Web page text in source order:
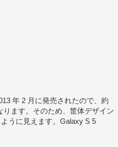
年 2 月に発売されたので、約
ます。そのため、筐体デザイン
うに見えます。Galaxy S 5